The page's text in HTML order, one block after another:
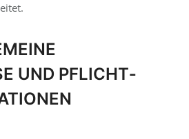
UND PFLICHT­